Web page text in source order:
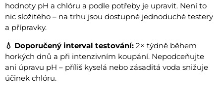
hodnoty pH a chlóru a podle potřeby je upravit. Není to
nic složitého – na trhu jsou dostupné jednoduché testery
a přípravky.
💧 Doporučený interval testování: 2× týdně během
horkých dnů a při intenzivním koupání. Nepodceňujte
ani úpravu pH – příliš kyselá nebo zásaditá voda snižuje
účinek chlóru.